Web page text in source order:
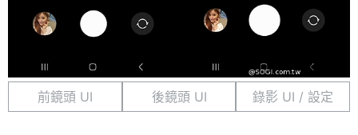
前鏡頭 UI 後鏡頭 UI 錄影 UI / 設定